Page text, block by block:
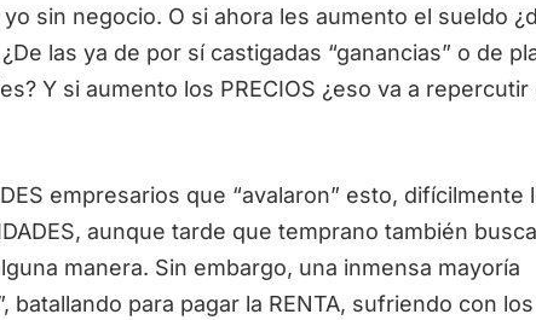
sin negocio. O si ahora les aumento el sueldo
las ya de por sí castigadas “ganancias” o de
Y si aumento los PRECIOS ¿eso va a repercutir
empresarios que “avalaron” esto, difícilmente
aunque tarde que temprano también
manera. Sin embargo, una inmensa mayoría
batallando para pagar la RENTA, sufriendo con los